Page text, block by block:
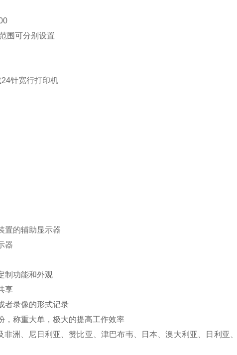
围可分别设置
针宽行打印机
置的辅助显示器
器
制功能和外观
享
者录像的形式记录
，称重大单，极大的提高工作效率
洲、尼日利亚、赞比亚、津巴布韦、日本、澳大利亚、日利亚